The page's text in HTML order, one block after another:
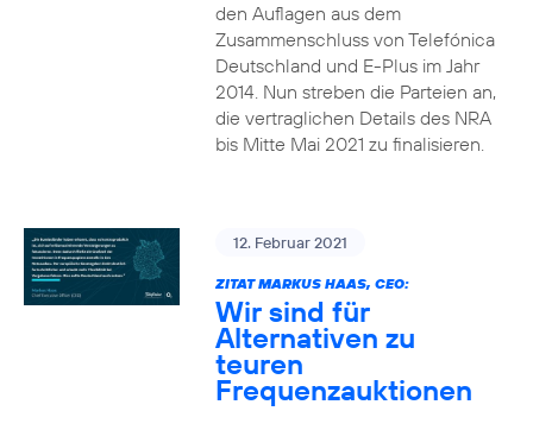
den Auflagen aus dem
Zusammenschluss von Telefónica
Deutschland und E-Plus im Jahr
2014. Nun streben die Parteien an,
die vertraglichen Details des NRA
bis Mitte Mai 2021 zu finalisieren.
12. Februar 2021
ZITAT MARKUS HAAS, CEO:
Wir sind für
Alternativen zu
teuren
Frequenzauktionen